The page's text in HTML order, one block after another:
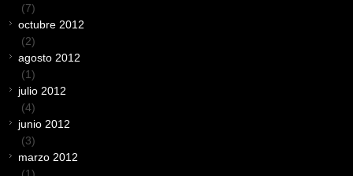
(7)
octubre 2012
(2)
agosto 2012
(1)
julio 2012
(4)
junio 2012
(3)
marzo 2012
(1)